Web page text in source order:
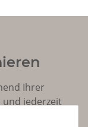
Ihrer
jederzeit